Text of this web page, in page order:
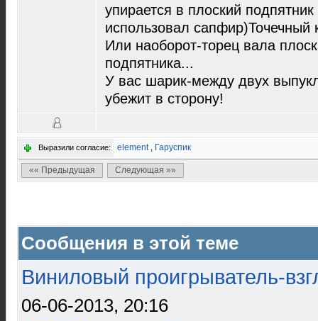
упирается в плоский
использовал сапфир)Точечный
Или наоборот-торец вала
подпятника...
У вас шарик-между двух
убежит в сторону!
Выразили согласие: element, Гаруспик
«« Предыдущая Следующая »»
Сообщения в этой теме
Виниловый проигрыватель-
06-06-2013, 20:16